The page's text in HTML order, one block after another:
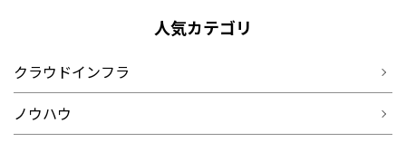
人気カテゴリ
クラウドインフラ
ノウハウ